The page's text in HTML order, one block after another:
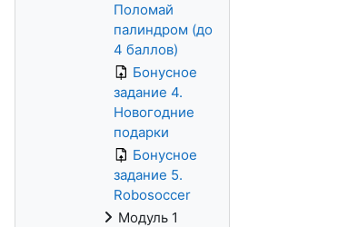
Поломай
палиндром (до
4 баллов)
Бонусное
задание 4.
Новогодние
подарки
Бонусное
задание 5.
Robosoccer
Модуль 1